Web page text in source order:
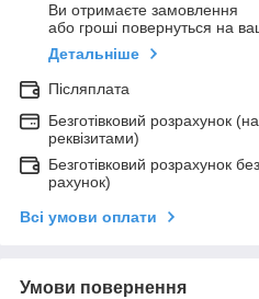
Ви отримаєте замовлення
або гроші повернуться на
Детальніше
Післяплата
Безготівковий розрахунок
реквізитами)
Безготівковий розрахунок
рахунок)
Всі умови оплати
Умови повернення